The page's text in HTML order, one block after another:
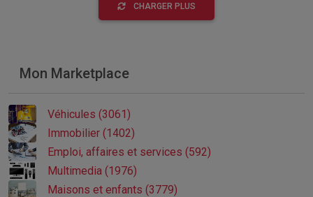
CHARGER PLUS
Mon Marketplace
Véhicules (3061)
Immobilier (1402)
Emploi, affaires et services (592)
Multimedia (1976)
Maisons et enfants (3779)